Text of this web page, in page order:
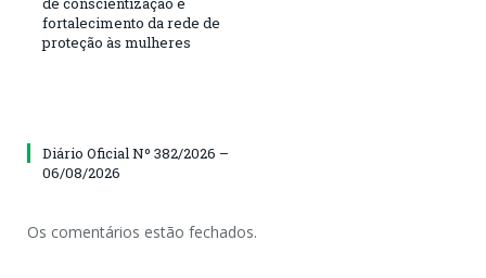
fortalecimento da rede de
proteção às mulheres
Diário Oficial Nº 382/2026 –
06/08/2026
Os comentários estão fechados.